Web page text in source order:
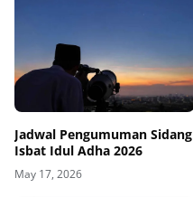
Jadwal Pengumuman Sidang
Isbat Idul Adha 2026
May 17, 2026